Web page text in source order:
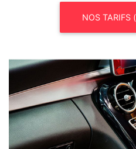
NOS TARIFS